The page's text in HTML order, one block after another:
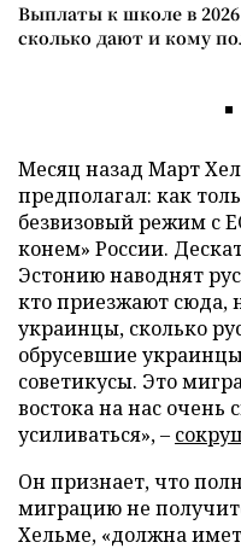
Выплаты к школе в 2026
сколько дают и кому
Месяц назад Март
предполагал: как
безвизовый режим с
конем» России.
Эстонию наводнят
кто приезжают сюда,
украинцы, сколько
обрусевшие
советикусы. Это
востока на нас очень
усиливаться», –
Он признает, что
миграцию не
Хельме, «должна